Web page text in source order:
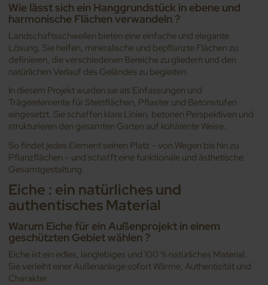
Wie lässt sich ein Hanggrundstück in ebene und
harmonische Flächen verwandeln ?
Landschaftsschwellen bieten eine einfache und elegante
Lösung. Sie helfen, mineralische und bepflanzte Flächen zu
definieren, die verschiedenen Bereiche zu gliedern und den
natürlichen Verlauf des Geländes zu begleiten.
In diesem Projekt wurden sie als Einfassungen und
Trägerelemente für Steinflächen, Pflaster und Betonstufen
eingesetzt. Sie schaffen klare Linien, betonen Perspektiven und
strukturieren den gesamten Garten auf kohärente Weise.
So findet jedes Element seinen Platz – von Wegen bis hin zu
Pflanzflächen – und schafft eine funktionale und ästhetische
Gesamtgestaltung.
Eiche : ein natürliches und
authentisches Material
Warum Eiche für ein Außenprojekt in einem
geschützten Gebiet wählen ?
Eiche ist ein edles, langlebiges und 100 % natürliches Material.
Sie verleiht einer Außenanlage sofort Wärme, Authentizität und
Charakter.